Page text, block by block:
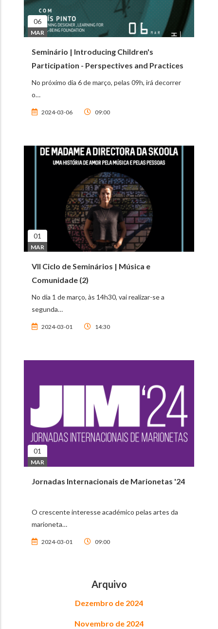
06
MAR
Seminário | Introducing Children's
Participation - Perspectives and Practices
No próximo dia 6 de março, pelas 09h, irá decorrer
o…
2024-03-06 09:00
01
MAR
VII Ciclo de Seminários | Música e
Comunidade (2)
No dia 1 de março, às 14h30, vai realizar-se a
segunda…
2024-03-01 14:30
01
MAR
Jornadas Internacionais de Marionetas '24
O crescente interesse académico pelas artes da
marioneta…
2024-03-01 09:00
Arquivo
Dezembro de 2024
Novembro de 2024